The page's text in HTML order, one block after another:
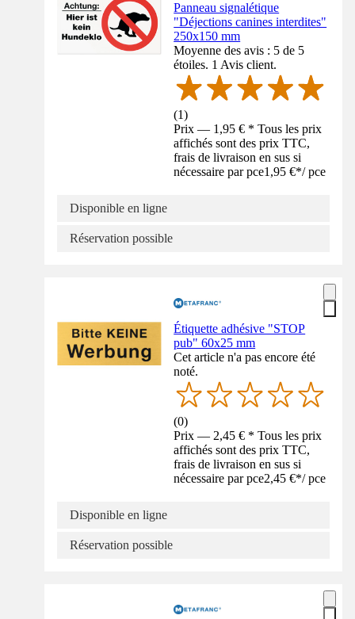
Panneau signalétique
"Déjections canines interdites"
250x150 mm
Moyenne des avis : 5 de 5
étoiles. 1 Avis client.
(1)
Prix — 1,95 € * Tous les prix
affichés sont des prix TTC,
frais de livraison en sus si
nécessaire par pce1,95 €*/ pce
Disponible en ligne
Réservation possible
Étiquette adhésive "STOP
pub" 60x25 mm
Cet article n'a pas encore été
noté.
(0)
Prix — 2,45 € * Tous les prix
affichés sont des prix TTC,
frais de livraison en sus si
nécessaire par pce2,45 €*/ pce
Disponible en ligne
Réservation possible